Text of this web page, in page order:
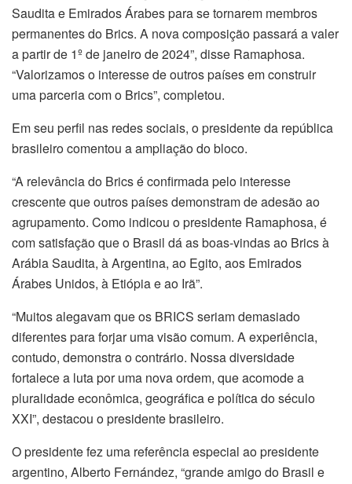
Saudita e Emirados Árabes para se tornarem membros
permanentes do Brics. A nova composição passará a valer
a partir de 1º de janeiro de 2024”, disse Ramaphosa.
“Valorizamos o interesse de outros países em construir
uma parceria com o Brics”, completou.
Em seu perfil nas redes sociais, o presidente da república
brasileiro comentou a ampliação do bloco.
“A relevância do Brics é confirmada pelo interesse
crescente que outros países demonstram de adesão ao
agrupamento. Como indicou o presidente Ramaphosa, é
com satisfação que o Brasil dá as boas-vindas ao Brics à
Arábia Saudita, à Argentina, ao Egito, aos Emirados
Árabes Unidos, à Etiópia e ao Irã”.
“Muitos alegavam que os BRICS seriam demasiado
diferentes para forjar uma visão comum. A experiência,
contudo, demonstra o contrário. Nossa diversidade
fortalece a luta por uma nova ordem, que acomode a
pluralidade econômica, geográfica e política do século
XXI”, destacou o presidente brasileiro.
O presidente fez uma referência especial ao presidente
argentino, Alberto Fernández, “grande amigo do Brasil e